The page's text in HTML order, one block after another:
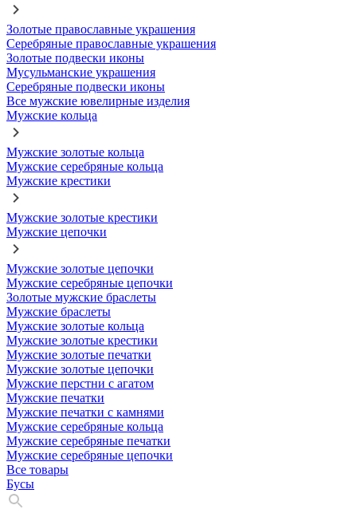
Золотые православные украшения
Серебряные православные украшения
Золотые подвески иконы
Мусульманские украшения
Серебряные подвески иконы
Все мужские ювелирные изделия
Мужские кольца
Мужские золотые кольца
Мужские серебряные кольца
Мужские крестики
Мужские золотые крестики
Мужские цепочки
Мужские золотые цепочки
Мужские серебряные цепочки
Золотые мужские браслеты
Мужские браслеты
Мужские золотые кольца
Мужские золотые крестики
Мужские золотые печатки
Мужские золотые цепочки
Мужские перстни с агатом
Мужские печатки
Мужские печатки с камнями
Мужские серебряные кольца
Мужские серебряные печатки
Мужские серебряные цепочки
Все товары
Бусы